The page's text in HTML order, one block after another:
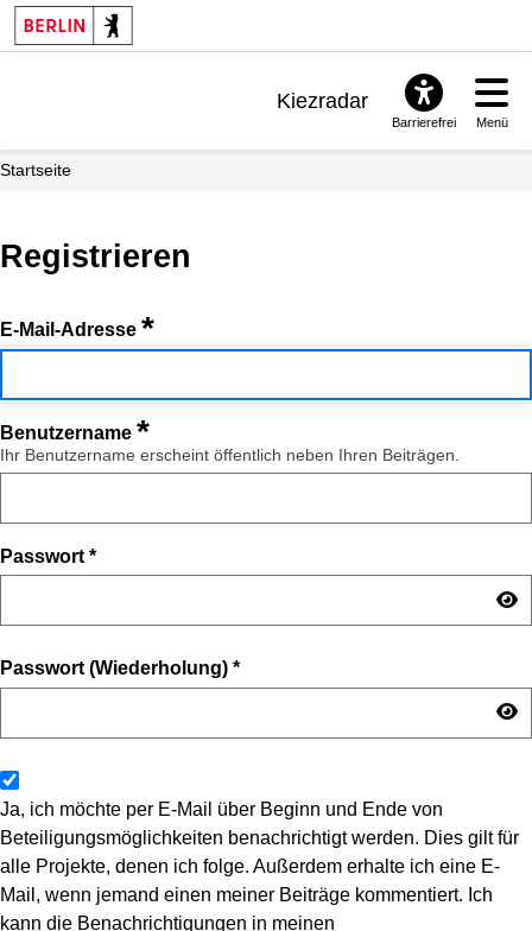
Kiezradar
Barrierefrei Menü
Startseite
Registrieren
E-Mail-Adresse *
Benutzername *
Ihr Benutzername erscheint öffentlich neben Ihren Beiträgen.
Passwort *
Passwort (Wiederholung) *
Ja, ich möchte per E-Mail über Beginn und Ende von
Beteiligungsmöglichkeiten benachrichtigt werden. Dies gilt für
alle Projekte, denen ich folge. Außerdem erhalte ich eine E-
Mail, wenn jemand einen meiner Beiträge kommentiert. Ich
kann die Benachrichtigungen in meinen